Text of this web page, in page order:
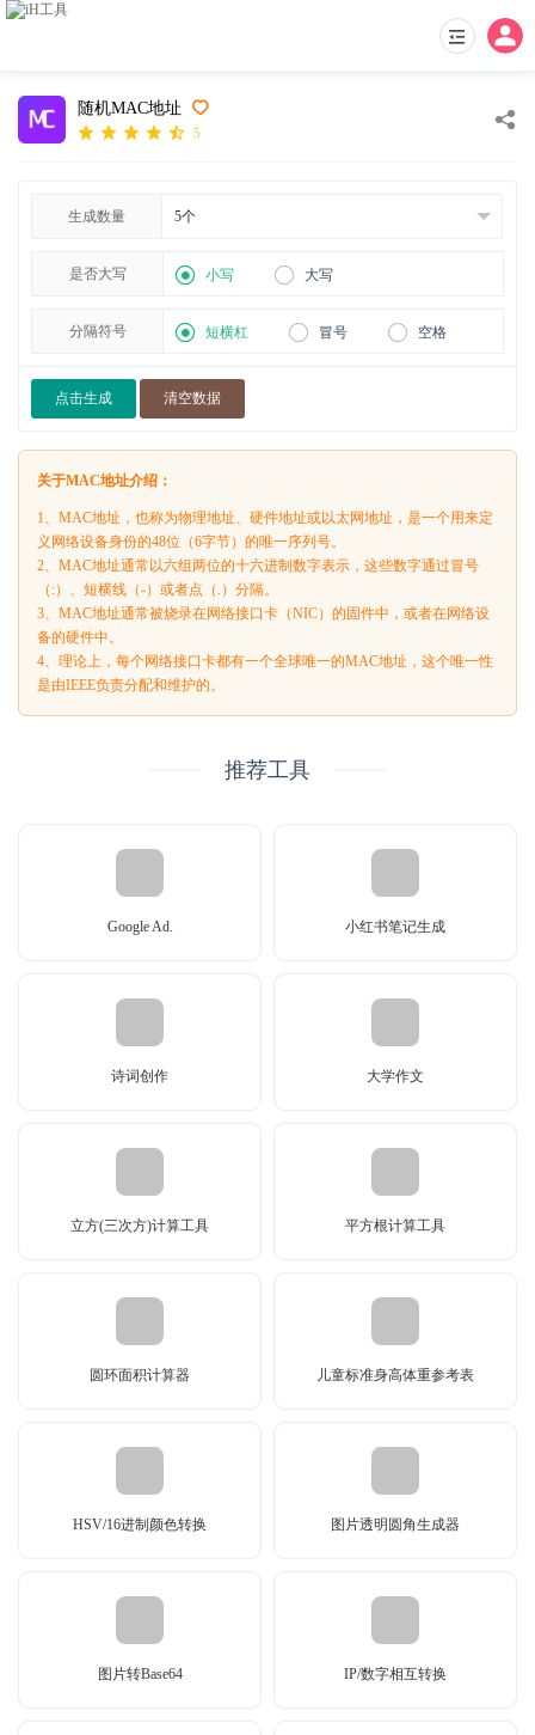
随机MAC地址
5
生成数量
是否大写 小写 大写
分隔符号 短横杠 冒号 空格
点击生成 清空数据
关于MAC地址介绍：
1、MAC地址，也称为物理地址、硬件地址或以太网地址，是一个用来定
义网络设备身份的48位（6字节）的唯一序列号。
2、MAC地址通常以六组两位的十六进制数字表示，这些数字通过冒号
（:）、短横线（-）或者点（.）分隔。
3、MAC地址通常被烧录在网络接口卡（NIC）的固件中，或者在网络设
备的硬件中。
4、理论上，每个网络接口卡都有一个全球唯一的MAC地址，这个唯一性
是由IEEE负责分配和维护的。
推荐工具
Google Ad. 小红书笔记生成
诗词创作 大学作文
立方(三次方)计算工具 平方根计算工具
圆环面积计算器 儿童标准身高体重参考表
HSV/16进制颜色转换 图片透明圆角生成器
图片转Base64 IP/数字相互转换